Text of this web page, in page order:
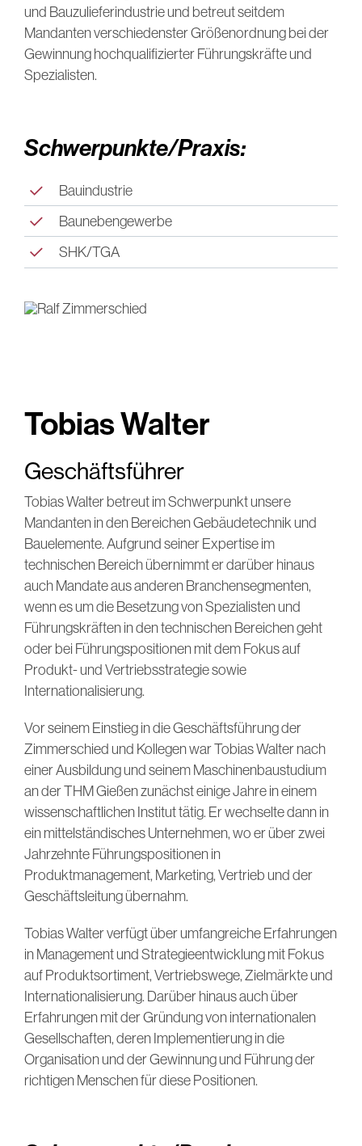
und Bauzulieferindustrie und betreut seitdem
Mandanten verschiedenster Größenordnung bei der
Gewinnung hochqualifizierter Führungskräfte und
Spezialisten.
Schwerpunkte/Praxis:
Bauindustrie
Baunebengewerbe
SHK/TGA
Tobias Walter
Geschäftsführer
Tobias Walter betreut im Schwerpunkt unsere
Mandanten in den Bereichen Gebäudetechnik und
Bauelemente. Aufgrund seiner Expertise im
technischen Bereich übernimmt er darüber hinaus
auch Mandate aus anderen Branchensegmenten,
wenn es um die Besetzung von Spezialisten und
Führungskräften in den technischen Bereichen geht
oder bei Führungspositionen mit dem Fokus auf
Produkt- und Vertriebsstrategie sowie
Internationalisierung.
Vor seinem Einstieg in die Geschäftsführung der
Zimmerschied und Kollegen war Tobias Walter nach
einer Ausbildung und seinem Maschinenbaustudium
an der THM Gießen zunächst einige Jahre in einem
wissenschaftlichen Institut tätig. Er wechselte dann in
ein mittelständisches Unternehmen, wo er über zwei
Jahrzehnte Führungspositionen in
Produktmanagement, Marketing, Vertrieb und der
Geschäftsleitung übernahm.
Tobias Walter verfügt über umfangreiche Erfahrungen
in Management und Strategieentwicklung mit Fokus
auf Produktsortiment, Vertriebswege, Zielmärkte und
Internationalisierung. Darüber hinaus auch über
Erfahrungen mit der Gründung von internationalen
Gesellschaften, deren Implementierung in die
Organisation und der Gewinnung und Führung der
richtigen Menschen für diese Positionen.